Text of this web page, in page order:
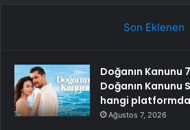
Son Eklenen
Doğanın Kanunu
Doğanın Kanunu
hangi
Ağustos 7, 2026